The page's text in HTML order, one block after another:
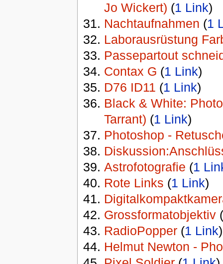
Jo Wickert) ‏‎ (1 Link)
Nachtaufnahmen ‏‎ (1
Laborausrüstung
Passepartout
Contax G ‏‎ (1 Link)
D76 ID11 ‏‎ (1 Link)
Black & White:
Tarrant) ‏‎ (1 Link)
Photoshop -
Astrofotografie ‏‎ (1
Rote Links ‏‎ (1 Link)
Grossformatobjektiv
RadioPopper ‏‎ (1 Link)
Helmut Newton -